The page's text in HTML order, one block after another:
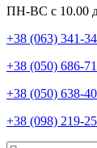
ПН-ВС с 10.00
+38 (063) 341-
+38 (050) 686-
+38 (050) 638-
+38 (098) 219-